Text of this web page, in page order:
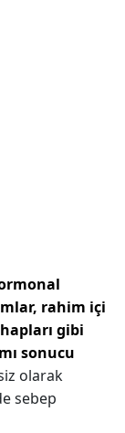
rahim içi
gibi
sonucu
olarak
sebep